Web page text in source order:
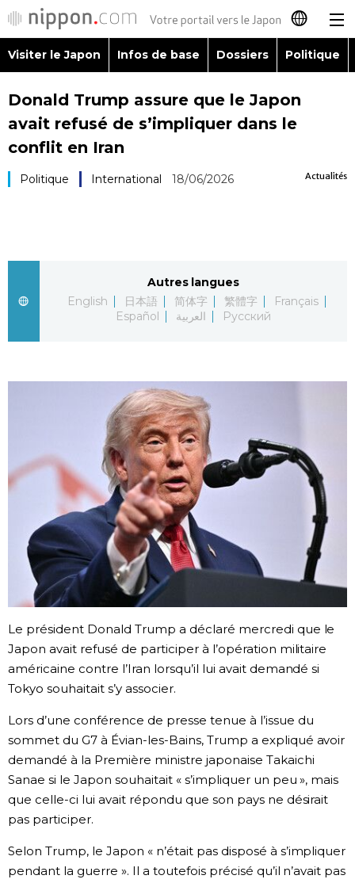
日本語
English
Русский
Visiter le Japon
Société
Gastronomie
Le japonais
En plus
Données
Séries
Personnages
Chroniques
Images
Vidéos
Tokyo
official SNS
Visiter le Japon Infos de base Dossiers Politique
Donald Trump assure que le Japon
avait refusé de s’impliquer dans le
conflit en Iran
Actualités
Politique International 18/06/2026
Autres langues
English
日本語 简体字 繁體字
Français
Español
العربية Русский
Le président Donald Trump a déclaré mercredi que le
Japon avait refusé de participer à l’opération militaire
américaine contre l’Iran lorsqu’il lui avait demandé si
Tokyo souhaitait s’y associer.
Lors d’une conférence de presse tenue à l’issue du
sommet du G7 à Évian-les-Bains, Trump a expliqué avoir
demandé à la Première ministre japonaise Takaichi
Sanae si le Japon souhaitait « s’impliquer un peu », mais
que celle-ci lui avait répondu que son pays ne désirait
pas participer.
Selon Trump, le Japon « n’était pas disposé à s’impliquer
pendant la guerre ». Il a toutefois précisé qu’il n’avait pas